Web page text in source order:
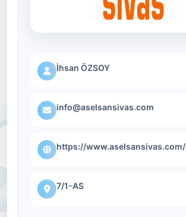
İhsan ÖZSOY
info@aselsansivas.com
https://www.aselsansivas.com/
7/1-AS